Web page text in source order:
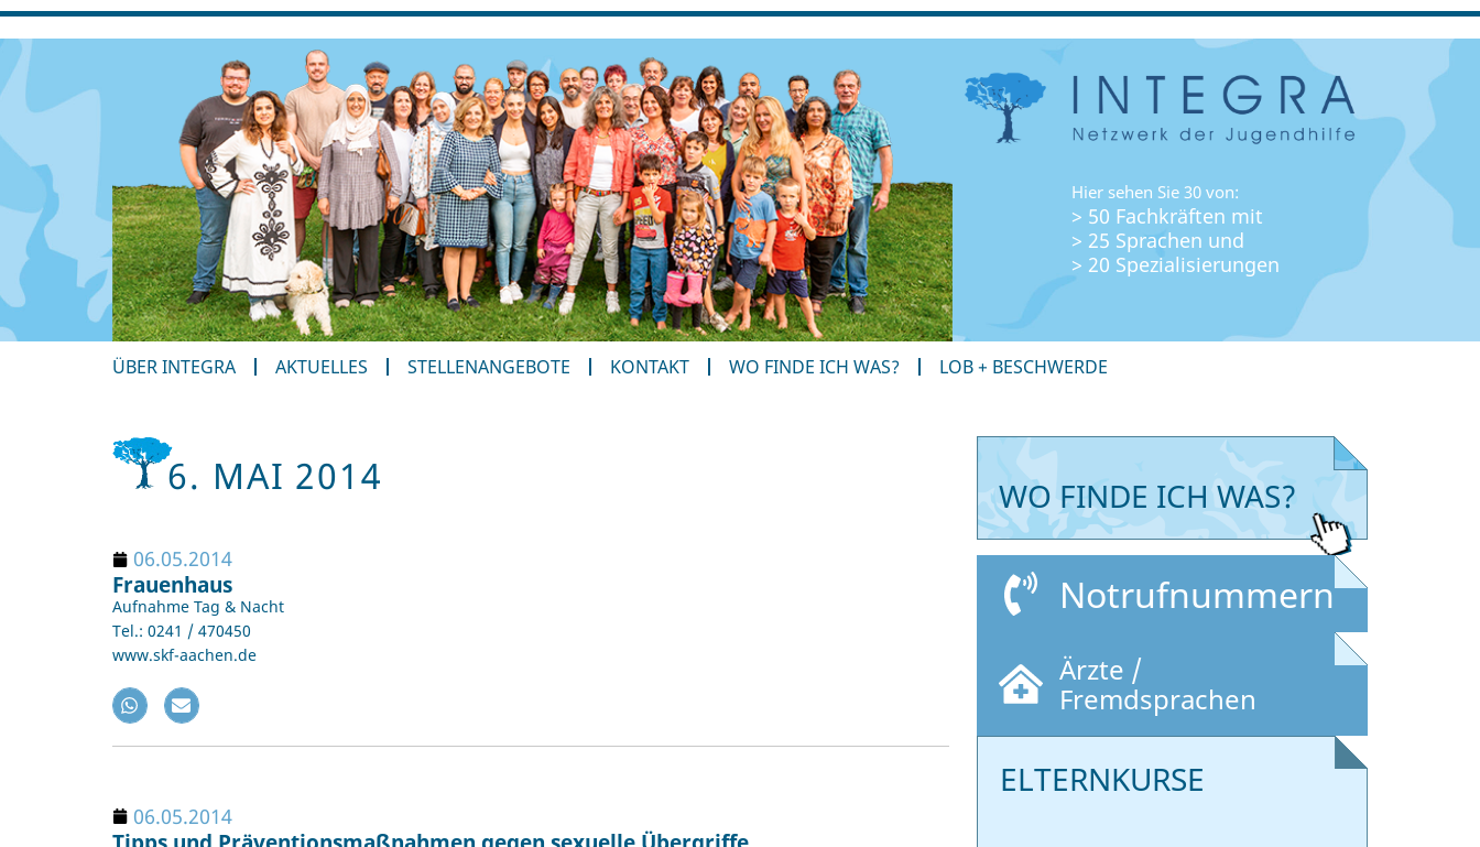
Hier sehen Sie 30 von:
> 50 Fachkräften mit
> 25 Sprachen und
> 20 Spezialisierungen
ÜBER INTEGRA AKTUELLES STELLENANGEBOTE KONTAKT WO FINDE ICH WAS? LOB + BESCHWERDE
6. MAI 2014
06.05.2014
Frauenhaus
Aufnahme Tag & Nacht
Tel.: 0241 / 470450
www.skf-aachen.de
06.05.2014
WO FINDE ICH WAS?
Notrufnummern
Ärzte /
Fremdsprachen
ELTERNKURSE